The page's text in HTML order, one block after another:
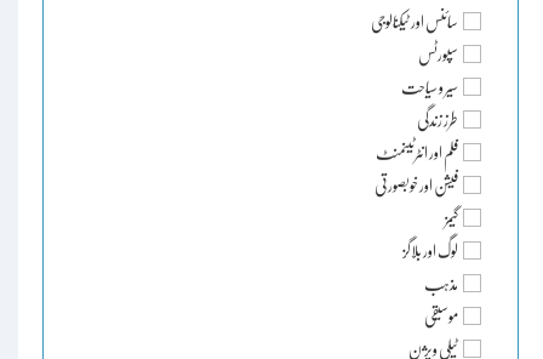
سائنس اور ٹیکنالوجی
سپورٹس
سیر و سیاحت
طرز زندگی
فلم اور انٹرٹینمنٹ
فیشن اور خوبصورتی
گیمز
لوگ اور بلاگز
مذہب
موسیقی
ٹیلی ویژن